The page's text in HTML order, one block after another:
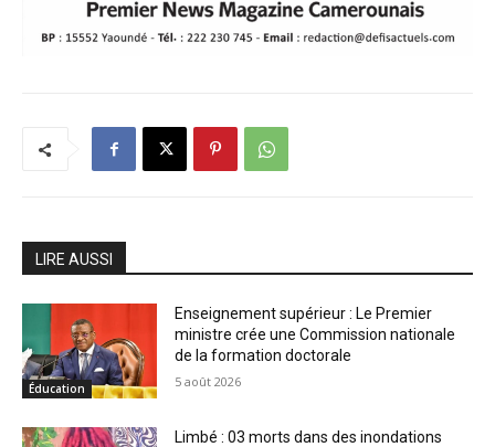
LIRE AUSSI
Éducation
Enseignement supérieur : Le Premier
ministre crée une Commission nationale
de la formation doctorale
5 août 2026
Limbé : 03 morts dans des inondations